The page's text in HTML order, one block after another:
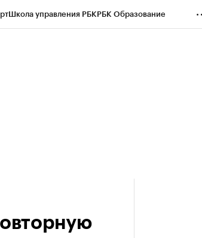
Школа управления РБКРБК Образование